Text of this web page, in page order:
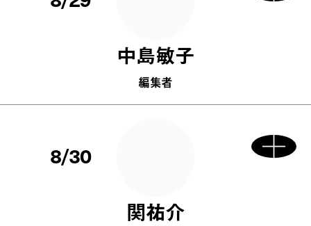
中島敏子
編集者
8/30
関祐介